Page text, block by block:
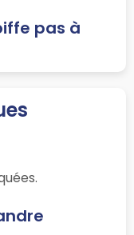
pas à